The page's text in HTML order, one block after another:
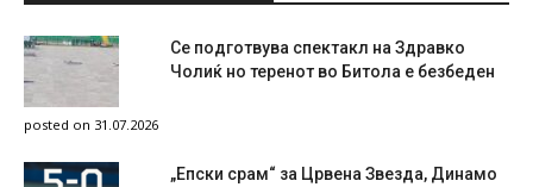
Се подготвува спектакл на Здравко
Чолиќ но теренот во Битола е безбеден
posted on 31.07.2026
„Епски срам“ за Црвена Звезда, Динамо